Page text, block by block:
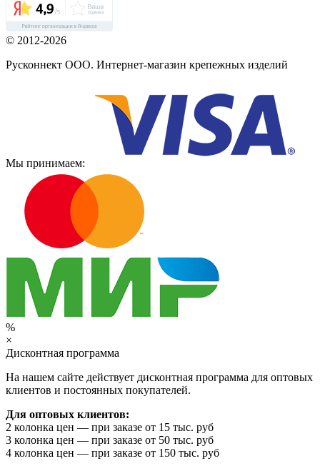
© 2012-2026
Русконнект ООО. Интернет-магазин крепежных изделий
Мы принимаем:
%
×
Дисконтная программа
На нашем сайте действует дисконтная программа для оптовых
клиентов и постоянных покупателей.
Для оптовых клиентов:
2 колонка цен — при заказе от 15 тыс. руб
3 колонка цен — при заказе от 50 тыс. руб
4 колонка цен — при заказе от 150 тыс. руб